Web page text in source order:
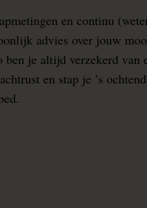
en continu
advies over jouw
ben je altijd verzekerd van
en stap je ’s